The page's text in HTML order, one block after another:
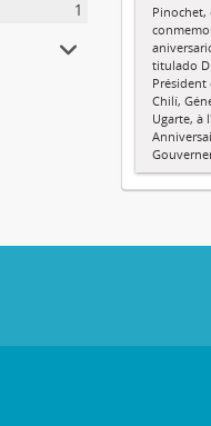
1
titulado
Chilí,
Ugarte, à